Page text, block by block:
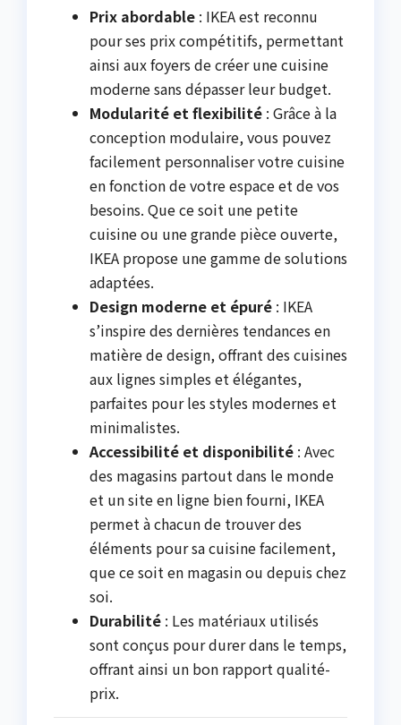
Prix abordable : IKEA est reconnu
pour ses prix compétitifs, permettant
ainsi aux foyers de créer une cuisine
moderne sans dépasser leur budget.
Modularité et flexibilité : Grâce à la
conception modulaire, vous pouvez
facilement personnaliser votre cuisine
en fonction de votre espace et de vos
besoins. Que ce soit une petite
cuisine ou une grande pièce ouverte,
IKEA propose une gamme de solutions
adaptées.
Design moderne et épuré : IKEA
s’inspire des dernières tendances en
matière de design, offrant des cuisines
aux lignes simples et élégantes,
parfaites pour les styles modernes et
minimalistes.
Accessibilité et disponibilité : Avec
des magasins partout dans le monde
et un site en ligne bien fourni, IKEA
permet à chacun de trouver des
éléments pour sa cuisine facilement,
que ce soit en magasin ou depuis chez
soi.
Durabilité : Les matériaux utilisés
sont conçus pour durer dans le temps,
offrant ainsi un bon rapport qualité-
prix.